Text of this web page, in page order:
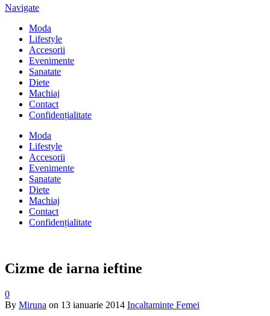
Navigate
Moda
Lifestyle
Accesorii
Evenimente
Sanatate
Diete
Machiaj
Contact
Confidențialitate
Moda
Lifestyle
Accesorii
Evenimente
Sanatate
Diete
Machiaj
Contact
Confidențialitate
Cizme de iarna ieftine
0
By Miruna on 13 ianuarie 2014 Incaltaminte Femei